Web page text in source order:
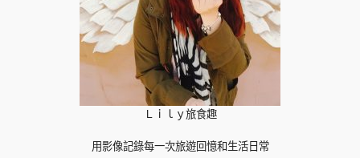
Ｌｉｌｙ旅食趣
用影像記錄每一次旅遊回憶和生活日常